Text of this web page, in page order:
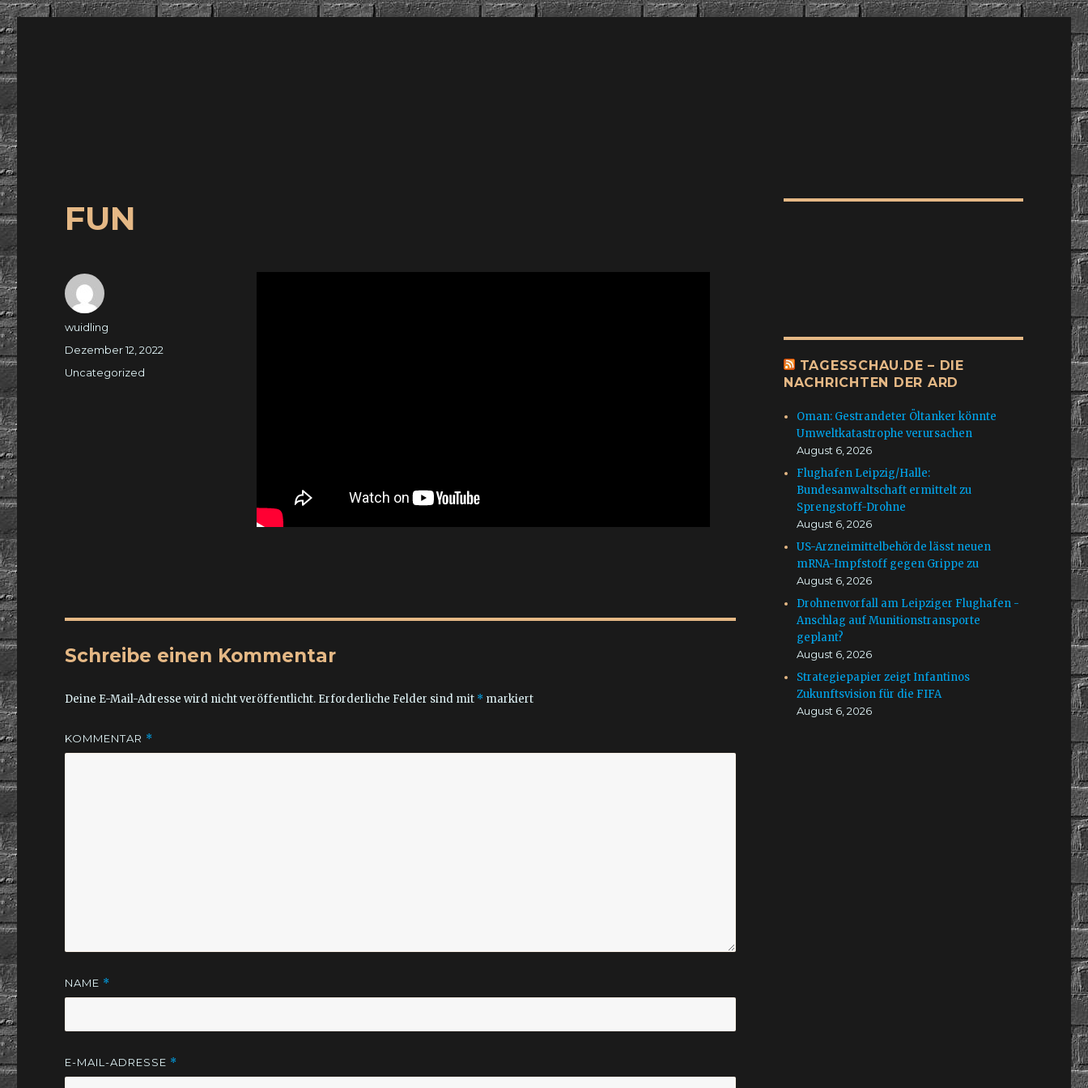
FUN
Autor
wuidling
Veröffentlicht
Dezember 12, 2022
Kategorien
Uncategorized
Schreibe einen Kommentar
Deine E-Mail-Adresse wird nicht veröffentlicht. Erforderliche Felder sind mit * markiert
KOMMENTAR *
NAME *
E-MAIL-ADRESSE *
TAGESSCHAU.DE – DIE
NACHRICHTEN DER ARD
Oman: Gestrandeter Öltanker könnte
Umweltkatastrophe verursachen
August 6, 2026
Flughafen Leipzig/Halle:
Bundesanwaltschaft ermittelt zu
Sprengstoff-Drohne
August 6, 2026
US-Arzneimittelbehörde lässt neuen
mRNA-Impfstoff gegen Grippe zu
August 6, 2026
Drohnenvorfall am Leipziger Flughafen -
Anschlag auf Munitionstransporte
geplant?
August 6, 2026
Strategiepapier zeigt Infantinos
Zukunftsvision für die FIFA
August 6, 2026